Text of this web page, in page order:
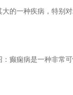
一种疾病，特别对
痫病是一种非常可